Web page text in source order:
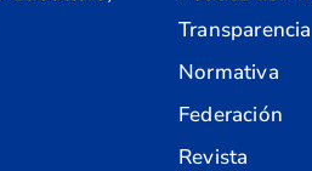
Transparencia
Normativa
Federación
Revista